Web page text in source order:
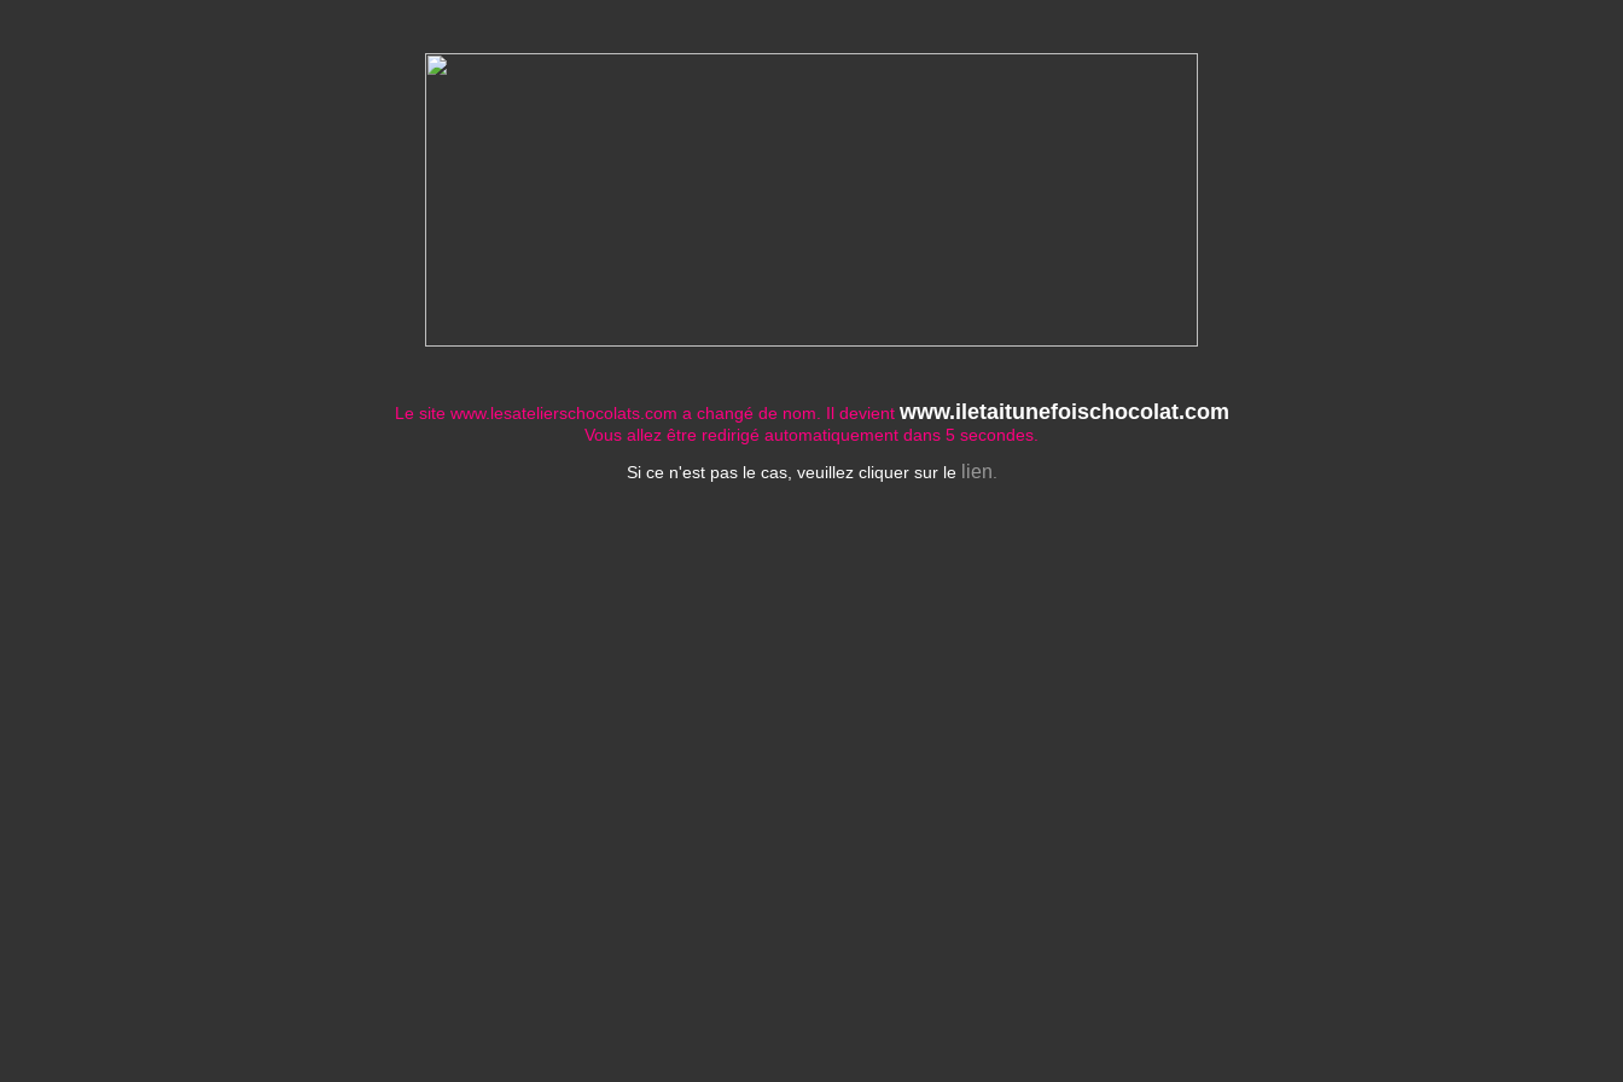
Le site www.lesatelierschocolats.com a changé de nom. Il devient www.iletaitunefoischocolat.com
Vous allez être redirigé automatiquement dans 5 secondes.
Si ce n'est pas le cas, veuillez cliquer sur le lien